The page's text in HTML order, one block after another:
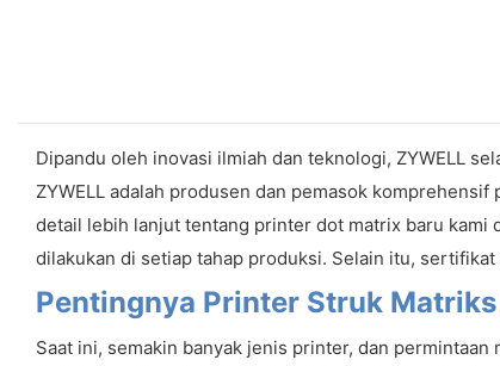
Dipandu oleh inovasi ilmiah dan teknologi, ZYWELL
ZYWELL adalah produsen dan pemasok
detail lebih lanjut tentang printer dot matrix baru kami
dilakukan di setiap tahap produksi. Selain itu,
Pentingnya Printer Struk
Saat ini, semakin banyak jenis printer, dan